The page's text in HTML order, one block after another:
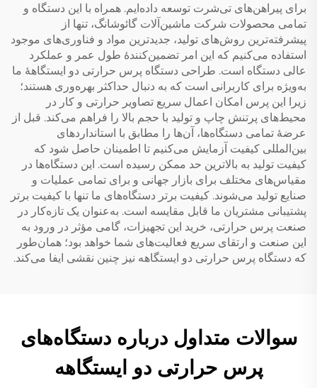
برای پیراهن‌های تی‌شرت توسعه داده‌ایم. همراه با این دستگاه و
تمامی محصولات شرکت ماشین‌آلات گائوشانگ، تنها از
پیشرفته‌ترین روش‌های تولید، جدیدترین مواد و فناوری‌های موجود
استفاده می‌کنیم که این امر تضمین‌کنندهٔ طول عمر و عملکرد
عالی دستگاه است. طراحی دستگاه پرس حرارتی دو ایستگاههٔ ما
به‌ویژه برای کاربرانی است که به دنبال حداکثر بهره‌وری هستند؛
زیرا این پرس امکان اعمال سریع تصاویر حرارتی و کار در
محیط‌های پرتنش چاپ و تولید با حجم بالا را فراهم می‌کند. قبل از
عرضهٔ تمامی دستگاه‌ها، آن‌ها را مطابق با استانداردهای
بین‌المللی کیفیت آزمایش می‌کنیم تا اطمینان حاصل شود که
کیفیت تولید به بالاترین حد ممکن رسیده است. این دستگاه‌ها در
مقیاس‌های مختلف برای بازار جهانی و برای تمامی عملیات و
صنایع تولید می‌شوند. کیفیت برتر دستگاه‌های ما تنها با کیفیت برتر
پشتیبانی مشتریان ما قابل مقایسه است. به‌عنوان یک تازه‌کار در
صنعت پرس حرارتی، خرید این تجهیزات، گامی مؤثر در ورود به
این صنعت و ارتقای سریع فعالیت‌های شما خواهد بود؛ همان‌طور
که دستگاه پرس حرارتی دو ایستگاهه نیز چنین نقشی ایفا می‌کند.
سوالات متداول درباره دستگاه‌های
پرس حرارتی دو ایستگاهه